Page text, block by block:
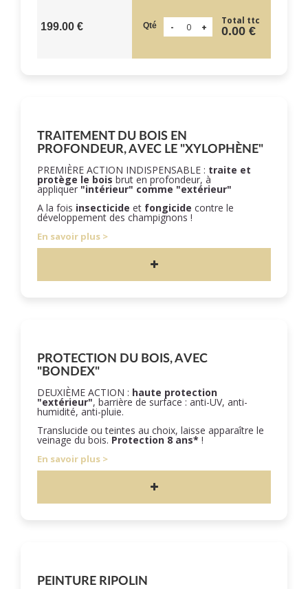
199.00 € Qté Total ttc
0.00 €
TRAITEMENT DU BOIS EN
PROFONDEUR, AVEC LE "XYLOPHÈNE"
PREMIÈRE ACTION INDISPENSABLE : traite et
protège le bois brut en profondeur, à
appliquer "intérieur" comme "extérieur"
A la fois insecticide et fongicide contre le
développement des champignons !
En savoir plus
PROTECTION DU BOIS, AVEC
"BONDEX"
DEUXIÈME ACTION : haute protection
"extérieur", barrière de surface : anti-UV, anti-
humidité, anti-pluie.
Translucide ou teintes au choix, laisse apparaître le
veinage du bois. Protection 8 ans* !
En savoir plus
PEINTURE RIPOLIN